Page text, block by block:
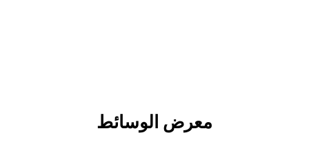
معرض الوسائط